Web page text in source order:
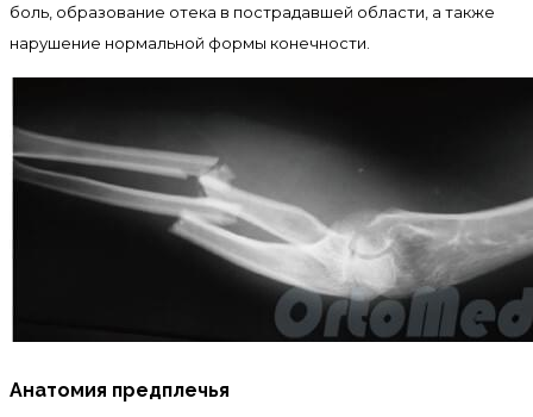
боль, образование отека в пострадавшей области, а также
нарушение нормальной формы конечности.
Анатомия предплечья